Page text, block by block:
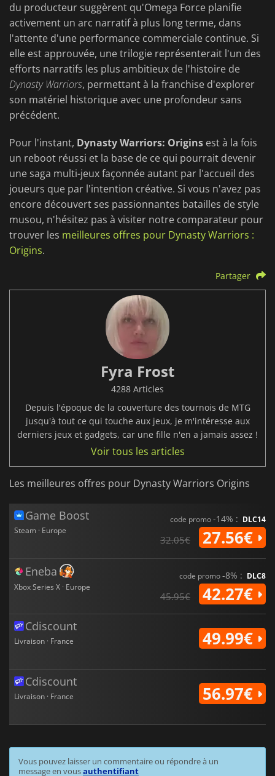
du producteur suggèrent qu'Omega Force planifie
activement un arc narratif à plus long terme, dans
l'attente d'une performance commerciale continue. Si
elle est approuvée, une trilogie représenterait l'un des
efforts narratifs les plus ambitieux de l'histoire de
Dynasty Warriors, permettant à la franchise d'explorer
son matériel historique avec une profondeur sans
précédent.
Pour l'instant, Dynasty Warriors: Origins est à la fois
un reboot réussi et la base de ce qui pourrait devenir
une saga multi-jeux façonnée autant par l'accueil des
joueurs que par l'intention créative. Si vous n'avez pas
encore découvert ses passionnantes batailles de style
musou, n'hésitez pas à visiter notre comparateur pour
trouver les meilleures offres pour Dynasty Warriors :
Origins.
Partager
Fyra Frost
4288 Articles
Depuis l'époque de la couverture des tournois de MTG
jusqu'à tout ce qui touche aux jeux, je m'intéresse aux
derniers jeux et gadgets, car une fille n'en a jamais assez !
Voir tous les articles
Les meilleures offres pour Dynasty Warriors Origins
Game Boost
Steam · Europe
code promo-14% : DLC14
32.05€ 27.56€
Eneba
Xbox Series X · Europe
code promo-8% : DLC8
45.95€ 42.27€
Cdiscount
Livraison · France 49.99€
Cdiscount
Livraison · France 56.97€
Vous pouvez laisser un commentaire ou répondre à un
message en vousauthentifiant